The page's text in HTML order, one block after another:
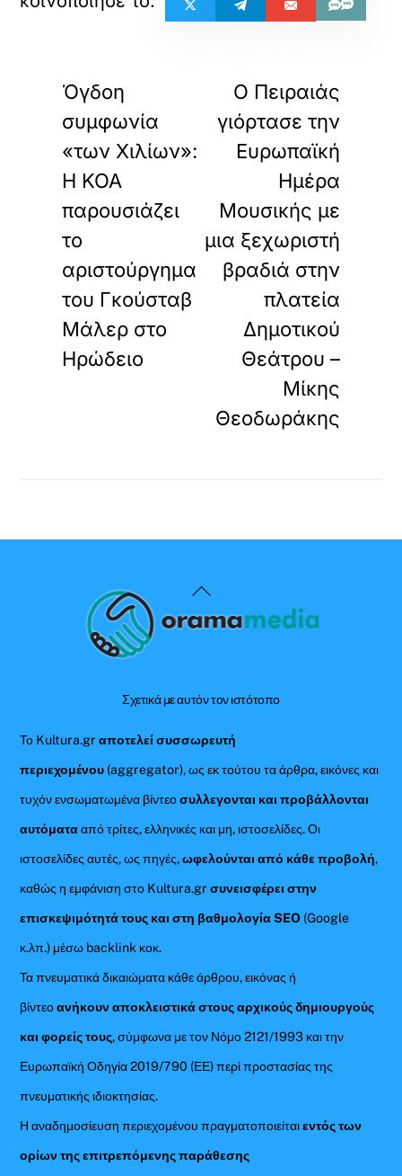
Όγδοη
συμφωνία
«των Χιλίων»:
Η ΚΟΑ
παρουσιάζει
το
αριστούργημα
του Γκούσταβ
Μάλερ στο
Ηρώδειο
Ο Πειραιάς
γιόρτασε την
Ευρωπαϊκή
Ημέρα
Μουσικής με
μια ξεχωριστή
βραδιά στην
πλατεία
Δημοτικού
Θεάτρου –
Μίκης
Θεοδωράκης
Back
To
Σχετικά με αυτόν τον ιστότοπο
Το Kultura.grαποτελεί συσσωρευτή
περιεχομένου (aggregator), ως εκ τούτου τα άρθρα, εικόνες και
τυχόν ενσωματωμένα βίντεοσυλλεγονται και προβάλλονται
αυτόματααπό τρίτες, ελληνικές και μη, ιστοσελίδες. Οι
ιστοσελίδες αυτές, ως πηγές,ωφελούνται από κάθε προβολή,
καθώς η εμφάνιση στο Kultura.gr συνεισφέρει στην
επισκεψιμότητά τους και στη βαθμολογία SEO (Google
κ.λπ.) μέσω backlink κοκ.
Τα πνευματικά δικαιώματα κάθε άρθρου, εικόνας ή
βίντεοανήκουν αποκλειστικά στους αρχικούς δημιουργούς
και φορείς τους, σύμφωνα με τον Νόμο 2121/1993 και την
Ευρωπαϊκή Οδηγία 2019/790 (ΕΕ) περί προστασίας της
πνευματικής ιδιοκτησίας.
Η αναδημοσίευση περιεχομένου πραγματοποιείταιεντός των
ορίων της επιτρεπόμενης παράθεσης